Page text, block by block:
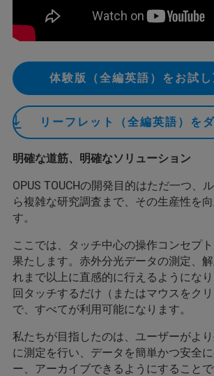
体験版（全編英語）をお試
リーフレット（全編英語）を
明確な道筋、明確なソリューション
OPUS TOUCHの開発目的はただ一つ、
ら複雑な研究調査まで、その生産性を
す。
ここでは、タッチ中心の操作コンセプ
果たします。赤外分光データの測定、
れまで以上に直感的に行えるようにな
回タッチするだけ（またはマウスをクリ
で、すべてが利用可能になります。
私たちが目指したのは、ユーザーがよ
に測定を行い、データを簡単かつ安全
ー、アーカイブできるようにすること